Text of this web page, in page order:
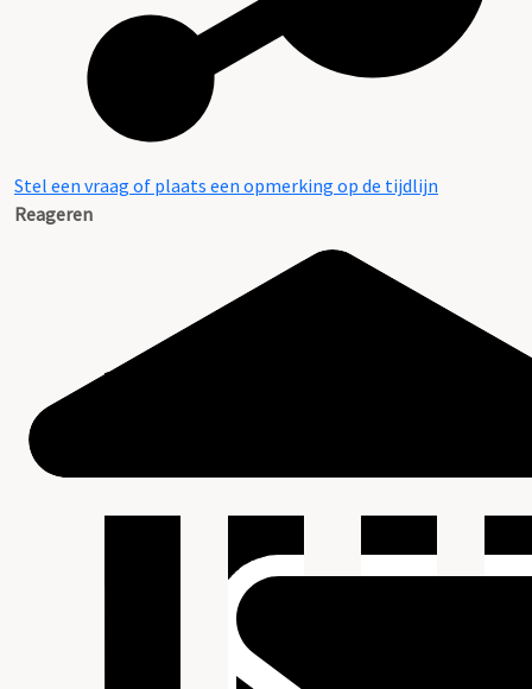
Stel een vraag of plaats een opmerking op de tijdlijn
Reageren